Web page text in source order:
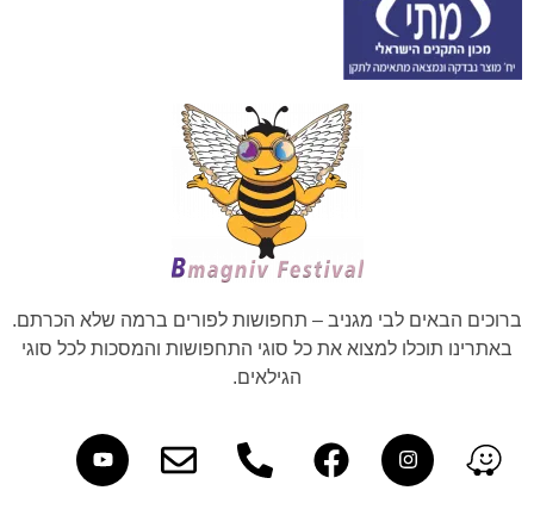
ברוכים הבאים לבי מגניב – תחפושות לפורים ברמה שלא הכרתם.
באתרינו תוכלו למצוא את כל סוגי התחפושות והמסכות לכל סוגי
הגילאים.